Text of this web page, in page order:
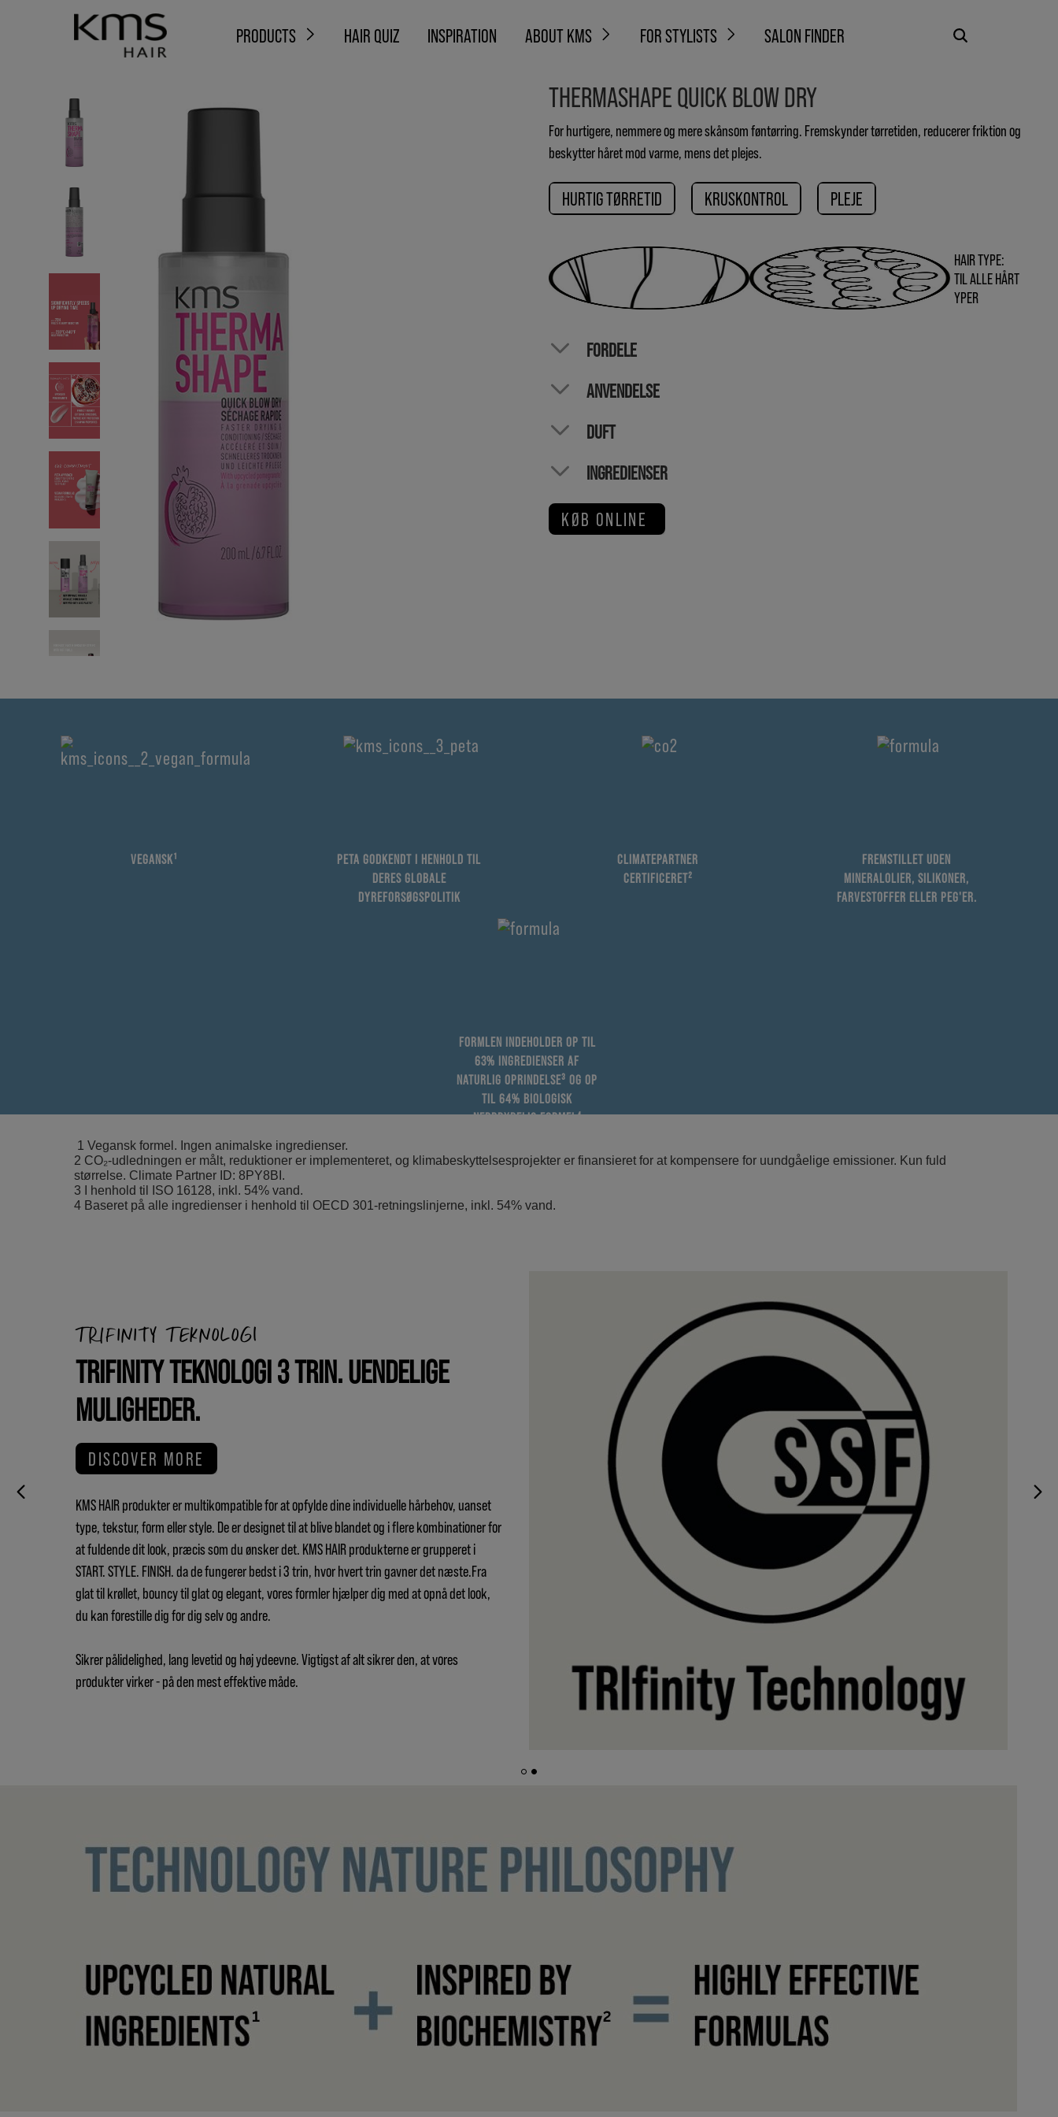
PRODUCTS HAIR QUIZ INSPIRATION ABOUT KMS FOR STYLISTS SALON FINDER
THERMASHAPE QUICK BLOW DRY
For hurtigere, nemmere og mere skånsom føntørring. Fremskynder tørretiden, reducerer friktion og
beskytter håret mod varme, mens det plejes.
HURTIG TØRRETID KRUSKONTROL PLEJE
HAIR TYPE:
TIL ALLE HÅRT
YPER
FORDELE
ANVENDELSE
DUFT
INGREDIENSER
KØB ONLINE
VEGANSK¹
PETA GODKENDT I HENHOLD TIL
DERES GLOBALE
DYREFORSØGSPOLITIK
CLIMATEPARTNER
CERTIFICERET²
FREMSTILLET UDEN
MINERALOLIER, SILIKONER,
FARVESTOFFER ELLER PEG'ER.
FORMLEN INDEHOLDER OP TIL
63% INGREDIENSER AF
NATURLIG OPRINDELSE³ OG OP
TIL 64% BIOLOGISK
NEDBRYDELIG FORMEL⁴
1 Vegansk formel. Ingen animalske ingredienser.
2 CO₂-udledningen er målt, reduktioner er implementeret, og klimabeskyttelsesprojekter er finansieret for at kompensere for uundgåelige emissioner. Kun fuld
størrelse. Climate Partner ID: 8PY8BI.
3 I henhold til ISO 16128, inkl. 54% vand.
4 Baseret på alle ingredienser i henhold til OECD 301-retningslinjerne, inkl. 54% vand.
TRIFINITY TEKNOLOGI
TRIFINITY TEKNOLOGI 3 TRIN. UENDELIGE
MULIGHEDER.
DISCOVER MORE
KMS HAIR produkter er multikompatible for at opfylde dine individuelle hårbehov, uanset
type, tekstur, form eller style. De er designet til at blive blandet og i flere kombinationer for
at fuldende dit look, præcis som du ønsker det. KMS HAIR produkterne er grupperet i
START. STYLE. FINISH. da de fungerer bedst i 3 trin, hvor hvert trin gavner det næste.Fra
glat til krøllet, bouncy til glat og elegant, vores formler hjælper dig med at opnå det look,
du kan forestille dig for dig selv og andre.
Sikrer pålidelighed, lang levetid og høj ydeevne. Vigtigst af alt sikrer den, at vores
produkter virker - på den mest effektive måde.